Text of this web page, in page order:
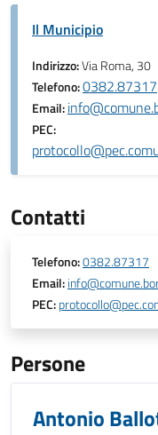
Il Municipio
Indirizzo:Via Roma, 30
Telefono:0382.87317
Email:
PEC:
Contatti
Telefono:0382.87317
Email:
PEC:
Persone
Antonio